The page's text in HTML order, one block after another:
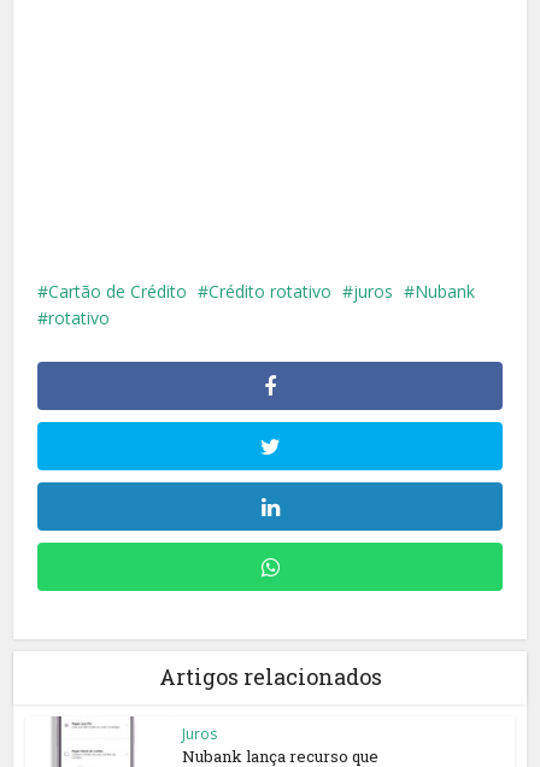
Cartão de Crédito Crédito rotativo juros
Nubank
rotativo
Artigos relacionados
Juros
Nubank lança recurso que